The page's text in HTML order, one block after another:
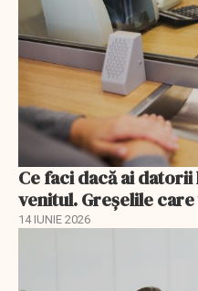
Ce faci dacă ai
venitul. Greșelile
14 IUNIE 2026